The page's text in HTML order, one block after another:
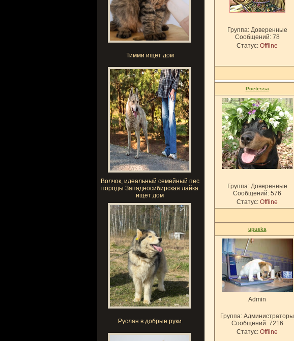
Тимми ищет дом
Волчок, идеальный семейный пес
породы Западносибирская лайка
ищет дом
Руслан в добрые руки
Группа: Доверенные
Сообщений: 78
Статус: Offline
Poetessa
Группа: Доверенные
Сообщений: 576
Статус: Offline
upuska
Admin
Группа: Администраторы
Сообщений: 7216
Статус: Offline